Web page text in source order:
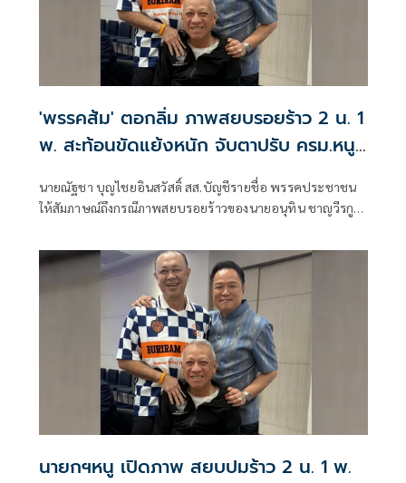
'พรรคส้ม' ตอกลิ่ม ภาพสยบรอยร้าว 2 น. 1
พ. สะท้อนขัดแย้งหนัก จับตาปรับ ครม.หนู
2 จูบปากหรือเขี่ยทิ้ง
นายณัฐชา บุญไชยอินสวัสดิ์ สส.บัญชีรายชื่อ พรรคประชาชน
ให้สัมภาษณ์ถึงกรณีภาพสยบรอยร้าวของนายอนุทิน ชาญวีรกูล
หัวหน้าพรรคภูมิใจไทย กับนายเนวิน ชิดชอบ ประธานสโมสร
ฟุตบอลบุรีรัมย์ยูไนเต็ด และนายพิพัฒน์ รัชกิจประการ รอง
นายกรัฐมนตรี และรัฐมนตรีว่าการกระทรวงคมนาคม
นายกฯหนู เปิดภาพ สยบปมร้าว 2 น. 1 พ.